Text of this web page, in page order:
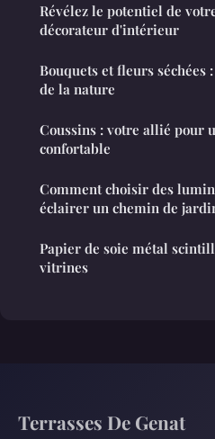
Révélez le potentiel de
décorateur d'intérieur
Bouquets et fleurs séchées
de la nature
Coussins : votre allié pour
confortable
Comment choisir des
éclairer un chemin de
Papier de soie métal
vitrines
Terrasses De Genat